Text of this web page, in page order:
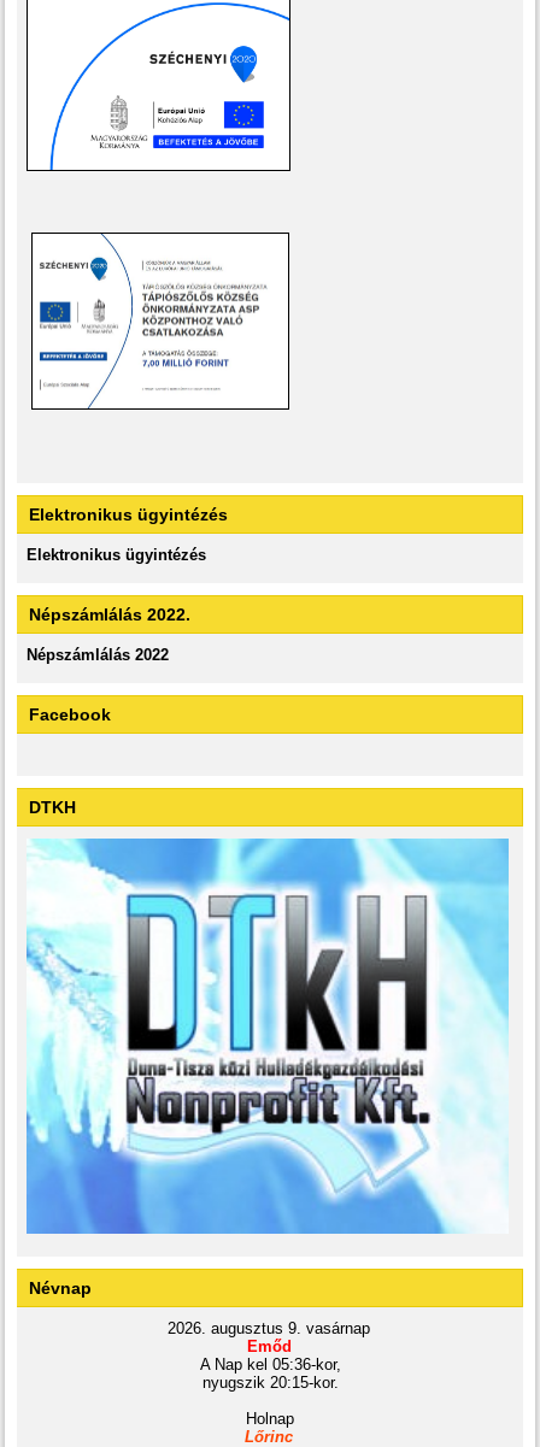
Elektronikus ügyintézés
Elektronikus ügyintézés
Népszámlálás 2022.
Népszámlálás 2022
Facebook
DTKH
Névnap
2026. augusztus 9. vasárnap
Emőd
A Nap kel 05:36-kor,
nyugszik 20:15-kor.
Holnap
Lőrinc